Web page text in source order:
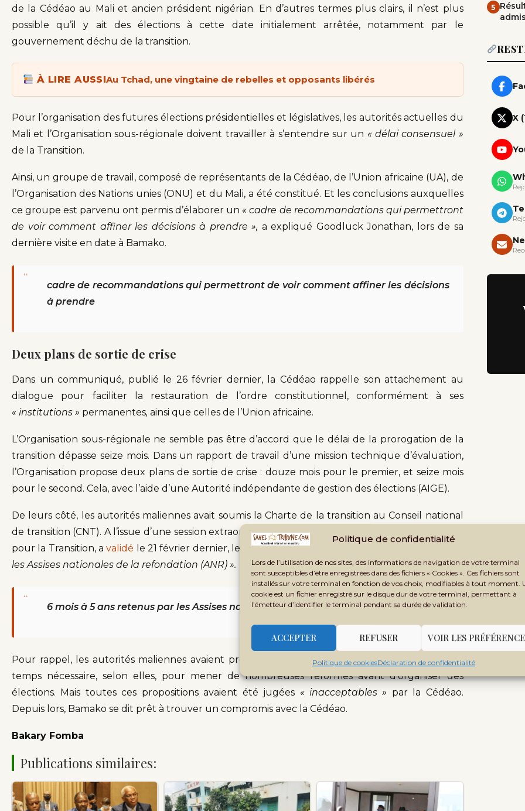
Politique de confidentialité
Lors de l’utilisation de nos sites, des informations de navigation de votre terminal
sont susceptibles d’être enregistrées dans des fichiers « Cookies ». Ces fichiers sont
installés sur votre terminal en fonction de vos choix, modifiables à tout moment.
cookie est un fichier enregistré sur le disque dur de votre terminal, permettant à
l’émetteur d’identifier le terminal pendant sa durée de validation.
ACCEPTER REFUSER VOIR LES
Politique de cookiesDéclaration de confidentialité
de la Cédéao au Mali et ancien président nigérian. En d’autres termes plus clairs, il n’est plus
possible qu’il y ait des élections à cette date initialement arrêtée, notamment par le
gouvernement déchu de la transition.
À LIRE AUSSIAu Tchad, une vingtaine de rebelles et opposants libérés
Pour l’organisation des futures élections présidentielles et législatives, les autorités actuelles du
Mali et l’Organisation sous-régionale doivent travailler à s’entendre sur un « délai consensuel »
de la Transition.
Ainsi, un groupe de travail, composé de représentants de la Cédéao, de l’Union africaine (UA), de
l’Organisation des Nations unies (ONU) et du Mali, a été constitué. Et les conclusions auxquelles
ce groupe est parvenu ont permis d’élaborer un « cadre de recommandations qui permettront
de voir comment affiner les décisions à prendre », a expliqué Goodluck Jonathan, lors de sa
dernière visite en date à Bamako.
“
cadre de recommandations qui permettront de voir comment affiner les décisions
à prendre
Deux plans de sortie de crise
Dans un communiqué, publié le 26 février dernier, la Cédéao rappelle son attachement au
dialogue pour faciliter la restauration de l’ordre constitutionnel, conformément à ses
« institutions » permanentes, ainsi que celles de l’Union africaine.
L’Organisation sous-régionale ne semble pas être d’accord que le délai de la prorogation de la
transition dépasse seize mois. Dans un rapport de travail d’une mission technique d’évaluation,
l’Organisation propose deux plans de sortie de crise : douze mois pour le premier, et seize mois
pour le second. Cela, avec l’aide d’une Autorité indépendante de gestion des élections (AIGE).
De leurs côté, les autorités maliennes avait soumis la Charte de la transition au Conseil national
de transition (CNT). A l’issue d’une session extraordinaire, le CNT, qui fait office d’organe législatif
pour la Transition, avalidé le 21 février dernier, le délai intervalle de
les Assises nationales de la refondation (ANR) ».
“
6 mois à 5 ans retenus par les Assises nationales de la refondation (ANR)
Pour rappel, les autorités maliennes avaient proposé fin décembre 2021, cinq ans, puis 4 ans,
temps nécessaire, selon elles, pour mener de nombreuses réformes avant d’organiser des
élections. Mais toutes ces propositions avaient été jugées « inacceptables » par la Cédéao.
Depuis lors, Bamako se dit prêt à trouver un compromis avec la Cédéao.
Bakary Fomba
Publications similaires:
5
X